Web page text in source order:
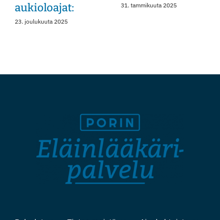
aukioloajat:
23. joulukuuta 2025
31. tammikuuta 2025